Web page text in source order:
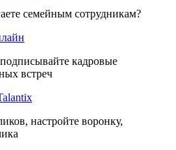
семейным сотрудникам?
кадровые
встреч
настройте воронку,